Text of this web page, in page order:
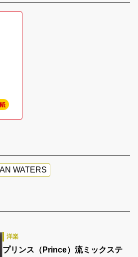
WATERS
洋楽
プリンス（Prince）流ミックステ